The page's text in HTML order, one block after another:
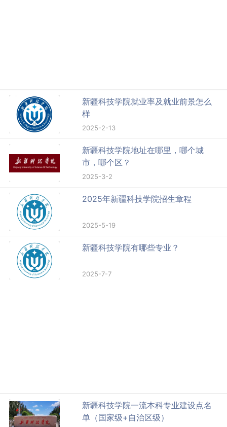
新疆科技学院就业率及就业前景怎么
样
2025-2-13
新疆科技学院地址在哪里，哪个城
市，哪个区？
2025-3-2
2025年新疆科技学院招生章程
2025-5-19
新疆科技学院有哪些专业？
2025-7-7
新疆科技学院一流本科专业建设点名
单（国家级+自治区级）